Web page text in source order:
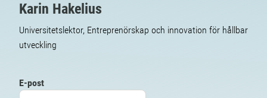
Karin Hakelius
Universitetslektor, Entreprenörskap och innovation för hållbar
utveckling
E-post